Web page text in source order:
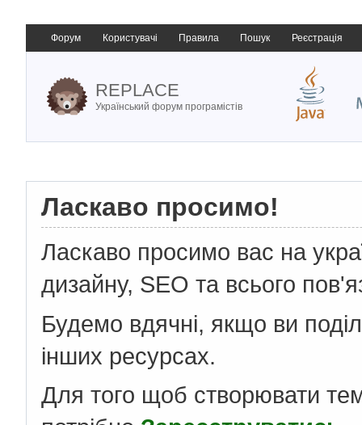
Форум Користувачі Правила Пошук Реєстрація
REPLACE
Український форум програмістів
Ласкаво просимо!
Ласкаво просимо вас на
дизайну, SEO та всього
Будемо вдячні, якщо ви
інших ресурсах.
Для того щоб створювати